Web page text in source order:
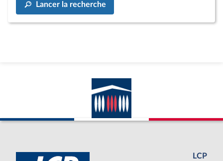
Lancer la recherche
LCP